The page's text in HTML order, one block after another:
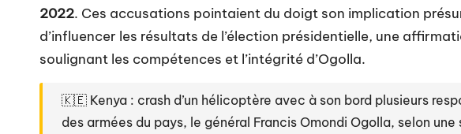
2022. Ces accusations pointaient du doigt son implication
d’influencer les résultats de l’élection présidentielle, une
soulignant les compétences et l’intégrité d’Ogolla.
🇰🇪 Kenya : crash d’un hélicoptère avec à son bord plusieurs
des armées du pays, le général Francis Omondi Ogolla, selon